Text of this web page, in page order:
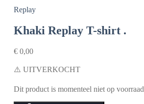
Replay
Khaki Replay T-shirt .
€ 0,00
⚠️ UITVERKOCHT
Dit product is momenteel niet op voorraad